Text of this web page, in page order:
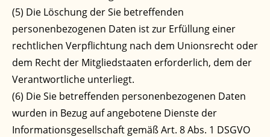
(5) Die Löschung der Sie betreffenden
personenbezogenen Daten ist zur Erfüllung einer
rechtlichen Verpflichtung nach dem Unionsrecht oder
dem Recht der Mitgliedstaaten erforderlich, dem der
Verantwortliche unterliegt.
(6) Die Sie betreffenden personenbezogenen Daten
wurden in Bezug auf angebotene Dienste der
Informationsgesellschaft gemäß Art. 8 Abs. 1 DSGVO